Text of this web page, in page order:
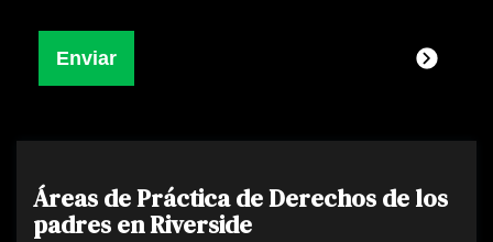
Áreas de Práctica de Derechos de los
padres en Riverside